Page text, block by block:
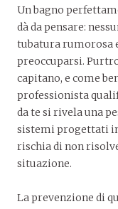
Un bagno
dà da pensare:
tubatura rumorosa
preoccuparsi.
capitano, e come
professionista
da te si rivela una
sistemi progettati
rischia di non
situazione.
La prevenzione di